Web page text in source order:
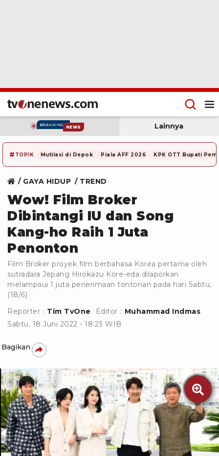
BREAKING NEWS Lainnya
# TOPIK Mutilasi di Depok Piala AFF 2026 KPK OTT Bupati
GAYA HIDUP TREND
Wow! Film Broker
Dibintangi IU dan Song
Kang-ho Raih 1 Juta
Penonton
Film Broker proyek film berbahasa Korea pertama oleh
sutradara Jepang Hirokazu Kore-eda dilaporkan
melampaui 1 juta penerimaan tontonan pada hari Sabtu,
(18/6)
Reporter : Tim TvOne Editor : Muhammad Indmas
Sabtu, 18 Juni 2022 - 18:23 WIB
Bagikan
